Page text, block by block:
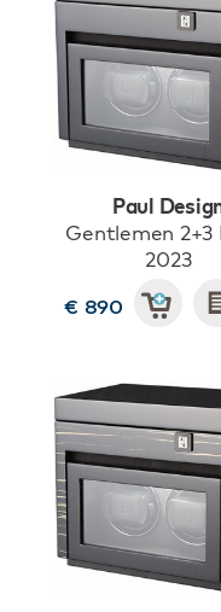
Paul
Gentlemen 2+3
2023
€ 890